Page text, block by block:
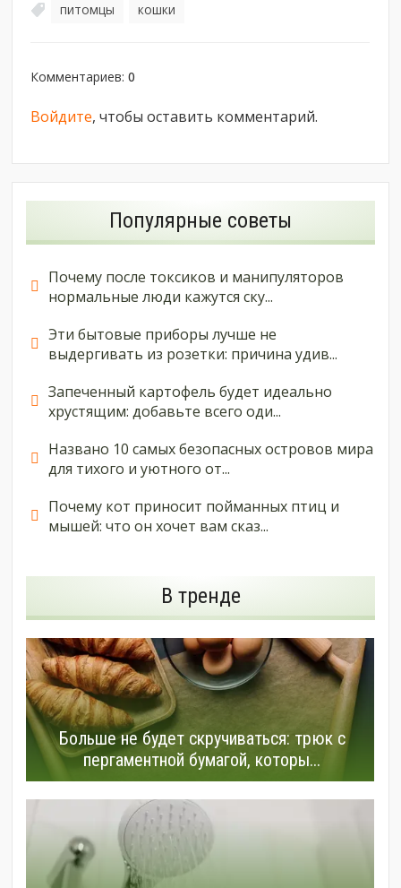
питомцы кошки
Комментариев:0
Войдите, чтобы оставить комментарий.
Популярные советы
Почему после токсиков и манипуляторов
нормальные люди кажутся ску...
Эти бытовые приборы лучше не
выдергивать из розетки: причина удив...
Запеченный картофель будет идеально
хрустящим: добавьте всего оди...
Названо 10 самых безопасных островов мира
для тихого и уютного от...
Почему кот приносит пойманных птиц и
мышей: что он хочет вам сказ...
В тренде
Больше не будет скручиваться: трюк с
пергаментной бумагой, которы...